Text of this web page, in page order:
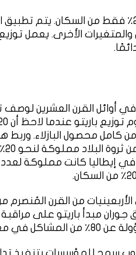
لاحظ باريتو أن 80٪ من ثروة البلاد تتركز في أيدي 20٪ فقط من
والمتغيرات الأخرى. يعمل
أوائل القرن العشرين لوصف
المزروعة في حديقته كانت سبب إنتاج 80٪ من كامل محصول
لاحظ أن 80٪ من الأراضي في إيطاليا كانت
من القرن المُنصرم
مبدأ باريتو على مراقبة